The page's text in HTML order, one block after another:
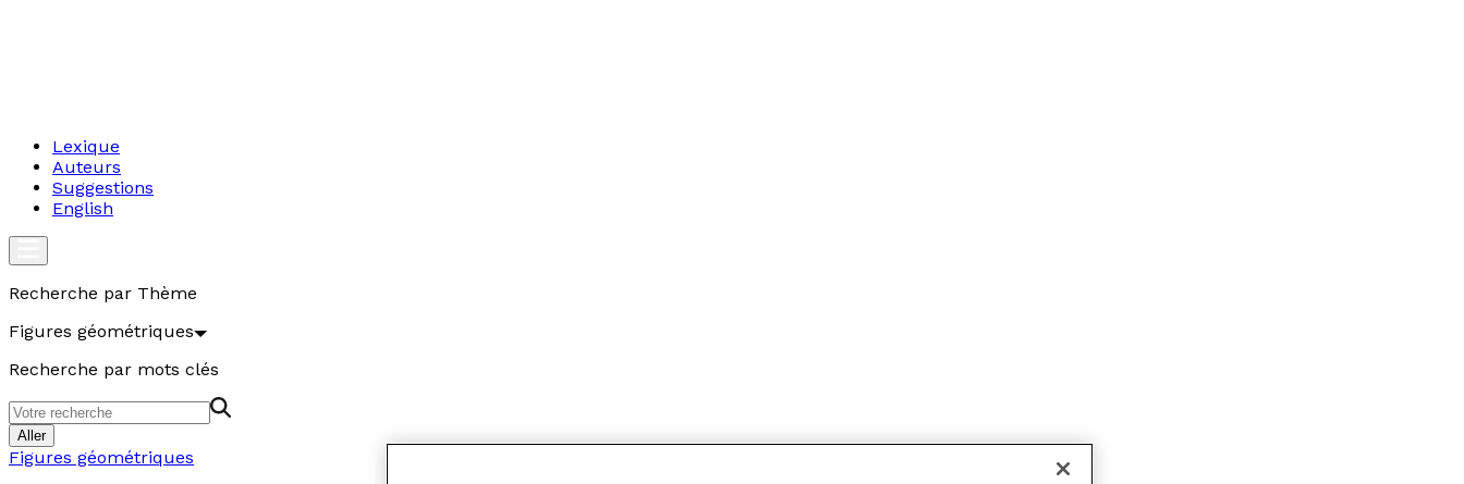
Lexique
Auteurs
Suggestions
English
Recherche par Thème
Figures géométriques
Recherche par mots clés
Aller
Figures géométriques